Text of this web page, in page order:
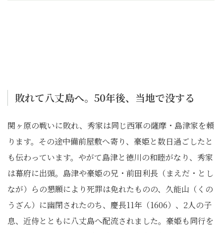
敗れて八丈島へ。50年後、当地で没する
関ヶ原の戦いに敗れ、秀家は同じ西軍の薩摩・島津家を頼
ります。その途中備前屋敷へ寄り、豪姫と数日過ごしたと
も伝わっています。やがて島津と徳川の和睦がなり、秀家
は幕府に出頭。島津や豪姫の兄・前田利長（まえだ・とし
なが）らの懇願により死罪は免れたものの、久能山（くの
うざん）に幽閉されたのち、慶長11年（1606）、2人の子
息、近侍とともに八丈島へ配流されました。豪姫も同行を